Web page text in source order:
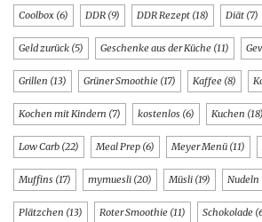
Coolbox (6) DDR (9) DDR Rezept (18) Diät (7)
Geld zurück (5) Geschenke aus der Küche (11)
Grillen (13) Grüner Smoothie (17) Kaffee (8)
Kochen mit Kindern (7) kostenlos (6) Kuchen (18)
Low Carb (22) Meal Prep (6) Meyer Menü (11)
Muffins (17) mymuesli (20) Müsli (19) Nudeln
Plätzchen (13) Roter Smoothie (11) Schokolade